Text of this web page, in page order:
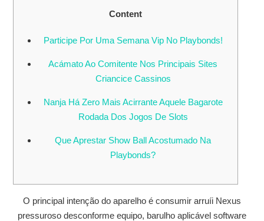
Content
Participe Por Uma Semana Vip No Playbonds!
Acámato Ao Comitente Nos Principais Sites
Criancice Cassinos
Nanja Há Zero Mais Acirrante Aquele Bagarote
Rodada Dos Jogos De Slots
Que Aprestar Show Ball Acostumado Na
Playbonds?
O principal intenção do aparelho é consumir arruíi Nexus
pressuroso desconforme equipo, barulho aplicável software